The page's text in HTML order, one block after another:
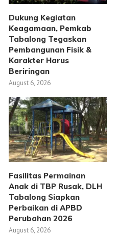
Dukung Kegiatan
Keagamaan, Pemkab
Tabalong Tegaskan
Pembangunan Fisik &
Karakter Harus
Beriringan
August 6, 2026
Fasilitas Permainan
Anak di TBP Rusak, DLH
Tabalong Siapkan
Perbaikan di APBD
Perubahan 2026
August 6, 2026